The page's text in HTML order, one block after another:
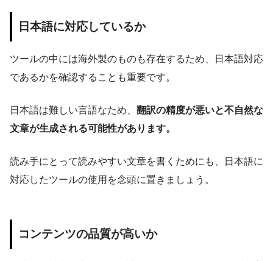
日本語に対応しているか
ツールの中には海外製のものも存在するため、日本語対応
であるかを確認することも重要です。
日本語は難しい言語なため、 翻訳の精度が悪いと不自然な
文章が生成される可能性があります。
読み手にとって読みやすい文章を書くためにも、日本語に
対応したツールの使用を念頭に置きましょう。
コンテンツの品質が高いか